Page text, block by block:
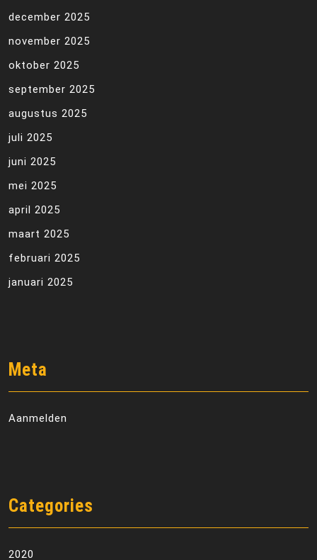
december 2025
november 2025
oktober 2025
september 2025
augustus 2025
juli 2025
juni 2025
mei 2025
april 2025
maart 2025
februari 2025
januari 2025
Meta
Aanmelden
Categories
2020